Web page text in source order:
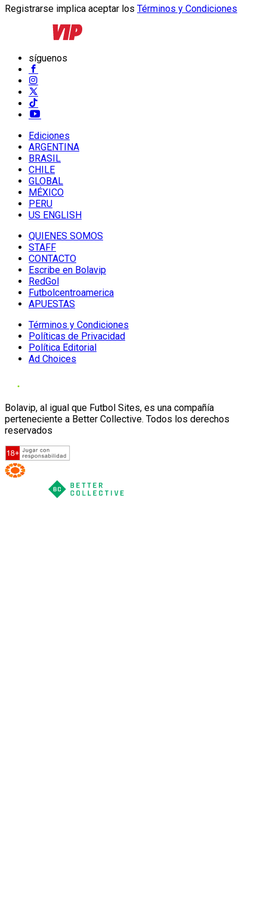
Registrarse implica aceptar los Términos y Condiciones
síguenos
Ediciones
ARGENTINA
BRASIL
CHILE
GLOBAL
MÉXICO
PERU
US ENGLISH
QUIENES SOMOS
STAFF
CONTACTO
Escribe en Bolavip
RedGol
Futbolcentroamerica
APUESTAS
Términos y Condiciones
Políticas de Privacidad
Política Editorial
Ad Choices
Bolavip, al igual que Futbol Sites, es una compañía
perteneciente a Better Collective. Todos los derechos
reservados